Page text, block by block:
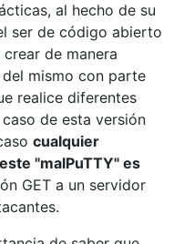
al hecho de su
ser de código abierto
de manera
mismo con parte
realice diferentes
de esta versión
cualquier
"malPuTTY" es
GET a un servidor